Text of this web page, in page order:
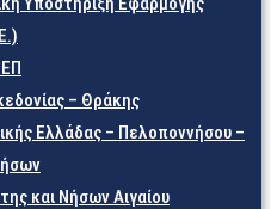
– Θράκης
Ελλάδας – Πελοποννήσου –
και Νήσων Αιγαίου